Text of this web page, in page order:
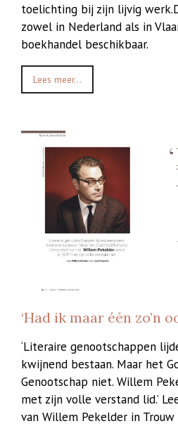
toelichting bij zijn lijvig
zowel in Nederland als in
boekhandel beschikbaar.
Lees meer...
‘Had ik maar één zo’n
‘Literaire genootschappen
kwijnend bestaan. Maar het
Genootschap niet. Willem
met zijn volle verstand lid.’
van Willem Pekelder in